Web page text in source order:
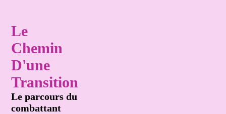
Le
Chemin
D'une
Transition
Le parcours du
combattant